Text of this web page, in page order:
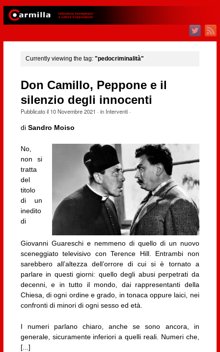
Currently viewing the tag: "pedocriminalità"
Don Camillo, Peppone e il
silenzio degli innocenti
Pubblicato il 10 Novembre 2021 · in Interventi·
di Sandro Moiso
No,
non si
tratta
del
titolo
di un
inedito
di
Giovanni Guareschi e nemmeno di quello di un nuovo
sceneggiato televisivo con Terence Hill. Entrambi non
sarebbero all’altezza dell’orrore di cui si è tornato a
parlare in questi giorni: quello degli abusi perpetrati da
decenni, e in tutto il mondo, dai rappresentanti della
Chiesa, di ogni ordine e grado, in tonaca oppure laici, nei
confronti di minori di ogni sesso ed età.
I numeri parlano chiaro, anche se sono ancora, in
generale, sicuramente inferiori a quelli reali. Numeri che,
[...]